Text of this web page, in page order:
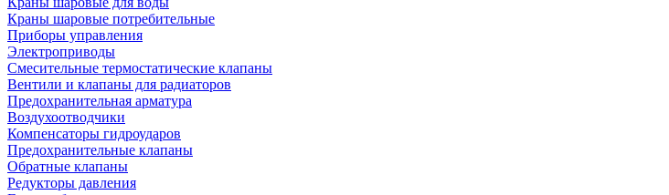
Краны шаровые потребительные
Приборы управления
Электроприводы
Смесительные термостатические клапаны
Вентили и клапаны для радиаторов
Предохранительная арматура
Воздухоотводчики
Компенсаторы гидроударов
Предохранительные клапаны
Обратные клапаны
Редукторы давления